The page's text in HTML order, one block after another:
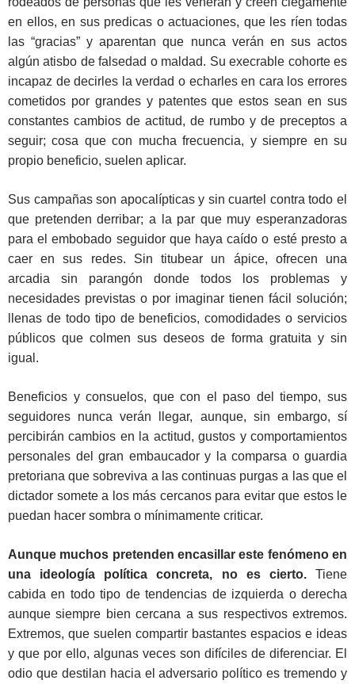
en ellos, en sus predicas o actuaciones, que les ríen todas
las “gracias” y aparentan que nunca verán en sus actos
algún atisbo de falsedad o maldad. Su execrable cohorte es
incapaz de decirles la verdad o echarles en cara los errores
cometidos por grandes y patentes que estos sean en sus
constantes cambios de actitud, de rumbo y de preceptos a
seguir; cosa que con mucha frecuencia, y siempre en su
propio beneficio, suelen aplicar.
Sus campañas son apocalípticas y sin cuartel contra todo el
que pretenden derribar; a la par que muy esperanzadoras
para el embobado seguidor que haya caído o esté presto a
caer en sus redes. Sin titubear un ápice, ofrecen una
arcadia sin parangón donde todos los problemas y
necesidades previstas o por imaginar tienen fácil solución;
llenas de todo tipo de beneficios, comodidades o servicios
públicos que colmen sus deseos de forma gratuita y sin
igual.
Beneficios y consuelos, que con el paso del tiempo, sus
seguidores nunca verán llegar, aunque, sin embargo, sí
percibirán cambios en la actitud, gustos y comportamientos
personales del gran embaucador y la comparsa o guardia
pretoriana que sobreviva a las continuas purgas a las que el
dictador somete a los más cercanos para evitar que estos le
puedan hacer sombra o mínimamente criticar.
Aunque muchos pretenden encasillar este fenómeno en
una ideología política concreta, no es cierto.Tiene
cabida en todo tipo de tendencias de izquierda o derecha
aunque siempre bien cercana a sus respectivos extremos.
Extremos, que suelen compartir bastantes espacios e ideas
y que por ello, algunas veces son difíciles de diferenciar. El
odio que destilan hacia el adversario político es tremendo y